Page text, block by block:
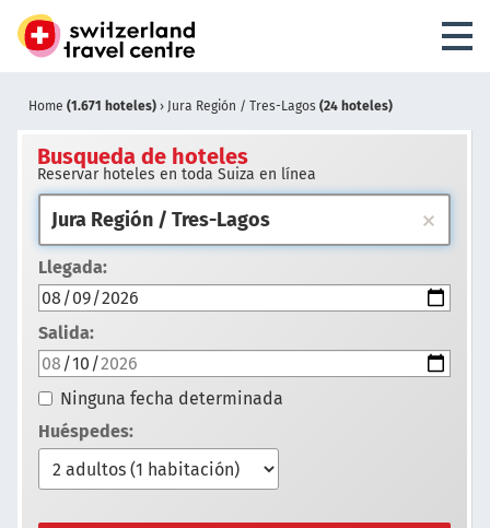
Home (1.671 hoteles) › Jura Región / Tres-Lagos (24 hoteles)
Busqueda de hoteles
Reservar hoteles en toda Suiza en línea
Llegada:
Salida:
Ninguna fecha determinada
Huéspedes: